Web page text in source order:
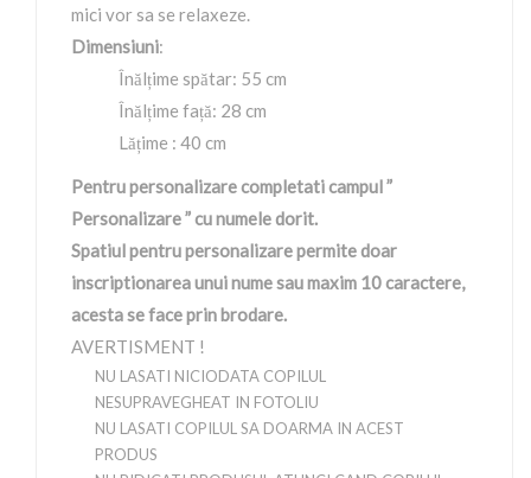
mici vor sa se relaxeze.
Dimensiuni:
Înălțime spătar: 55 cm
Înălțime față: 28 cm
Lățime : 40 cm
Pentru personalizare completati campul ”
Personalizare ” cu numele dorit.
Spatiul pentru personalizare permite doar
inscriptionarea unui nume sau maxim 10 caractere,
acesta se face prin brodare.
AVERTISMENT !
NU LASATI NICIODATA COPILUL
NESUPRAVEGHEAT IN FOTOLIU
NU LASATI COPILUL SA DOARMA IN ACEST
PRODUS